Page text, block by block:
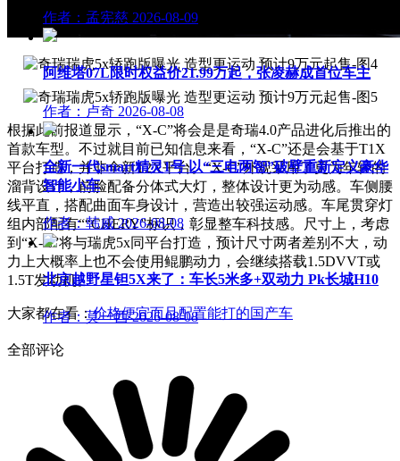
根据此前报道显示，“X-C”将会是是奇瑞4.0产品进化后推出的
首款车型。不过就目前已知信息来看，“X-C”还是会基于T1X
平台打造，并非全新T2X平台。“X-C”外观采用了更为年轻的
溜背设计，前脸配备分体式大灯，整体设计更为动感。车侧腰
线平直，搭配曲面车身设计，营造出较强运动感。车尾贯穿灯
组内部配有““CHERY”标识，彰显整车科技感。尺寸上，考虑
到“X-C”将与瑞虎5x同平台打造，预计尺寸两者差别不大，动
力上大概率上也不会使用鲲鹏动力，会继续搭载1.5DVVT或
1.5T发动机。
大家都在看：价格便宜而且配置能打的国产车
作者：孟宪慈 2026-08-09
阿维塔07L限时权益价21.99万起，张凌赫成首位车主
作者：卢奇 2026-08-08
全新一代smart精灵1号 以“三电两智”破壁重新定义豪华
智能小车
作者：韩威 2026-08-08
北京越野星钽5X来了：车长5米多+双动力 Pk长城H10
作者：莫一西 2026-08-08
全部评论